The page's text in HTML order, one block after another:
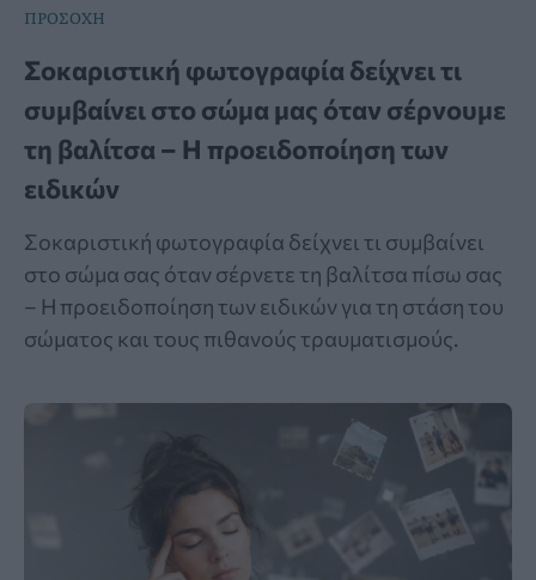
ΠΡΟΣΟΧΗ
Σοκαριστική φωτογραφία δείχνει τι
συμβαίνει στο σώμα μας όταν σέρνουμε
τη βαλίτσα – Η προειδοποίηση των
ειδικών
Σοκαριστική φωτογραφία δείχνει τι συμβαίνει
στο σώμα σας όταν σέρνετε τη βαλίτσα πίσω σας
– Η προειδοποίηση των ειδικών για τη στάση του
σώματος και τους πιθανούς τραυματισμούς.